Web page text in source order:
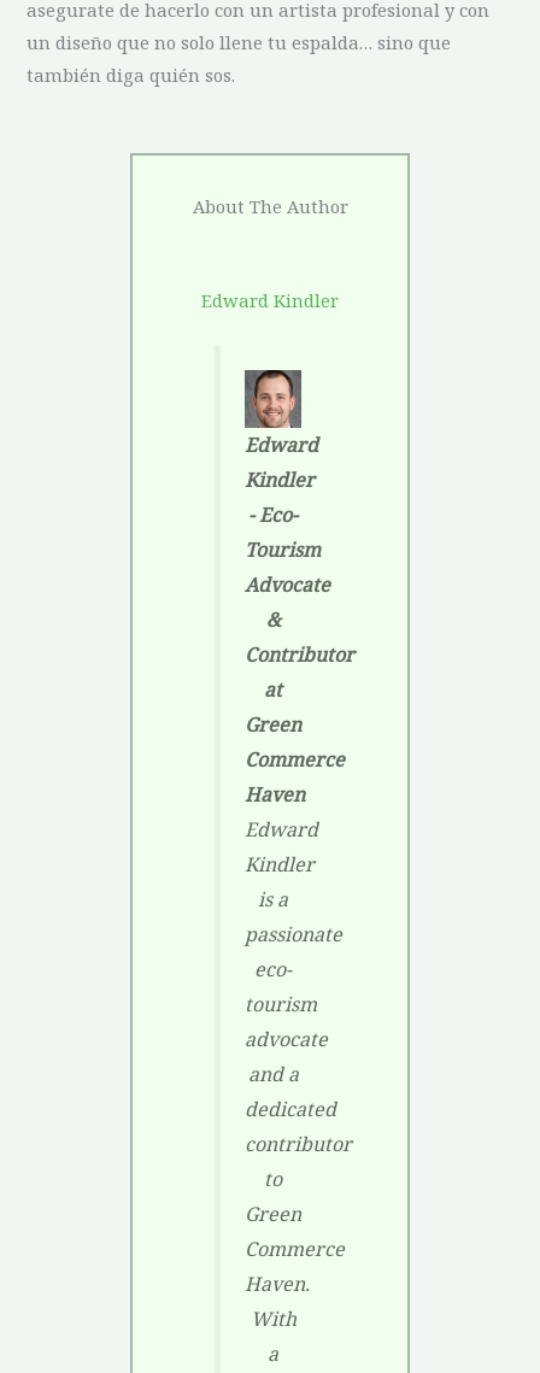
asegurate de hacerlo con un artista profesional y con
un diseño que no solo llene tu espalda… sino que
también diga quién sos.
About The Author
Edward Kindler
Edward
Kindler
- Eco-
Tourism
Advocate
&
Contributor
at
Green
Commerce
Haven
Edward
Kindler
is a
passionate
eco-
tourism
advocate
and a
dedicated
contributor
to
Green
Commerce
Haven.
With
a